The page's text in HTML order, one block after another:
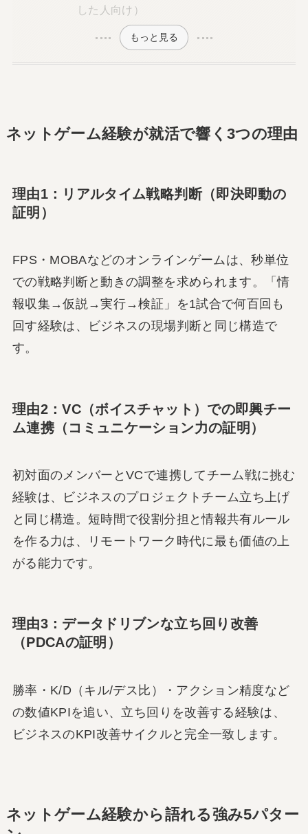
した人向け）
もっと見る
ネットゲーム経験が就活で響く3つの理由
理由1：リアルタイム戦略判断（即決即動の
証明）
FPS・MOBAなどのオンラインゲームは、秒単位
での戦略判断と動きの調整を求められます。「情
報収集→仮説→実行→検証」を1試合で何百回も
回す経験は、ビジネスの現場判断と同じ構造で
す。
理由2：VC（ボイスチャット）での即興チー
ム連携（コミュニケーション力の証明）
初対面のメンバーとVCで連携してチーム戦に挑む
経験は、ビジネスのプロジェクトチーム立ち上げ
と同じ構造。短時間で役割分担と情報共有ルール
を作る力は、リモートワーク時代に最も価値の上
がる能力です。
理由3：データドリブンな立ち回り改善
（PDCAの証明）
勝率・K/D（キル/デス比）・アクション精度など
の数値KPIを追い、立ち回りを改善する経験は、
ビジネスのKPI改善サイクルと完全一致します。
ネットゲーム経験から語れる強み5パター